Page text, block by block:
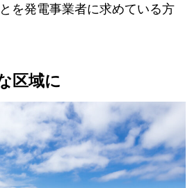
を発電事業者に求めている方
区域に